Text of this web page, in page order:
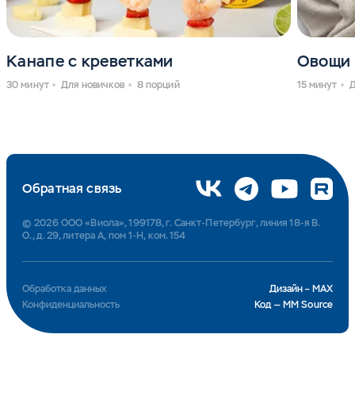
Канапе с креветками
30 минут Для новичков 8 порций
Овощи
15 минут
Дизайн – MAX
Обработка данных
Код — MM Source
Конфиденциальность
Обратная связь
© 2026 ООО «Виола», 199178, г. Санкт-Петербург, линия 18-я В.
О., д. 29, литера А, пом 1-Н, ком. 154